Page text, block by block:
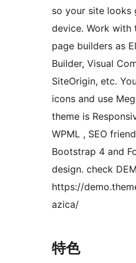
so your site looks
device. Work with
page builders as
Builder, Visual
SiteOrigin, etc.
icons and use
theme is
WPML , SEO
Bootstrap 4 and
design. check
https://
azica/
特色